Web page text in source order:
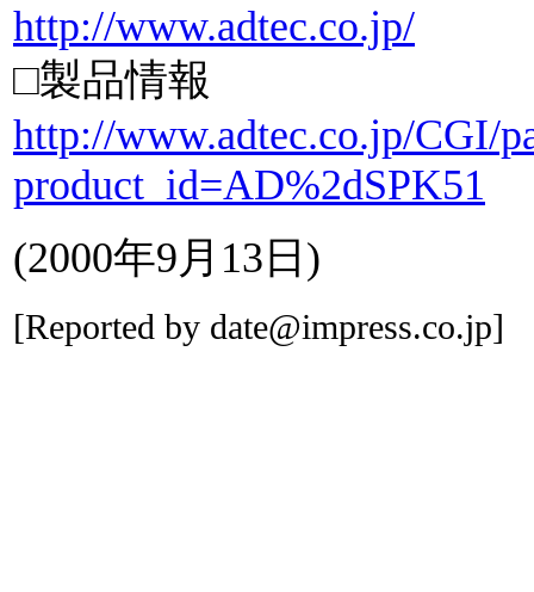
http://www.adtec.co.jp/
□製品情報
http://www.adtec.co.jp/CGI/
product_id=AD%2dSPK51
(2000年9月13日)
[Reported by date@impress.co.jp]